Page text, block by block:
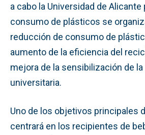
a cabo la Universidad de Alicante
consumo de plásticos se
reducción de consumo de
aumento de la eficiencia del
mejora de la sensibilización de
universitaria.
Uno de los objetivos principales
centrará en los recipientes de